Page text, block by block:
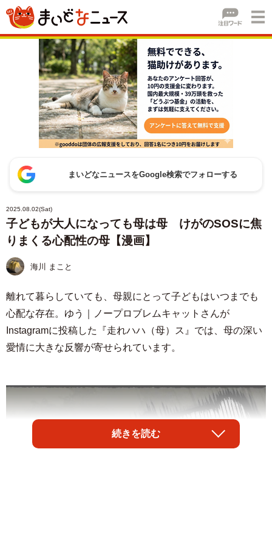
まいどなニュースをGoogle検索でフォローする
2025.08.02(Sat)
子どもが大人になっても母は母 けがのSOSに焦
りまくる心配性の母【漫画】
海川 まこと
離れて暮らしていても、母親にとって子どもはいつまでも
心配な存在。ゆう｜ノープロブレムキャットさんが
Instagramに投稿した『走れハハ（母）ス』では、母の深い
愛情に大きな反響が寄せられています。
続きを読む